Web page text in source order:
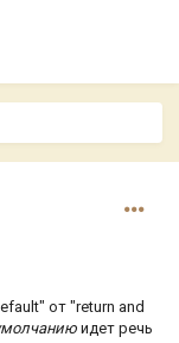
от "return and
идет речь